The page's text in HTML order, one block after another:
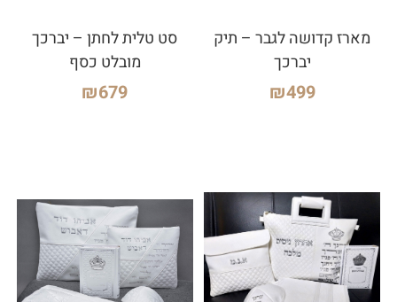
מארז קדושה לגבר – תיק
יברכך
₪499
סט טלית לחתן – יברכך
מובלט כסף
₪679